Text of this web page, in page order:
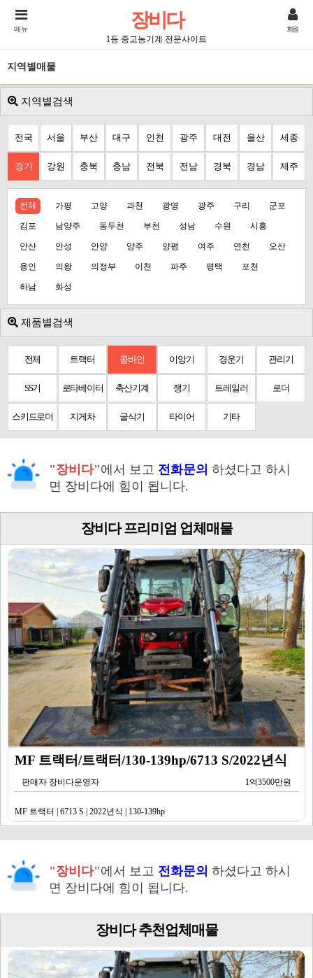
장비다
1등 중고농기계 전문사이트
메뉴 회원
지역별매물
지역별검색
전국 서울 부산 대구 인천 광주 대전 울산 세종
경기 강원 충북 충남 전북 전남 경북 경남 제주
전체 가평 고양 과천 광명 광주 구리 군포
김포 남양주 동두천 부천 성남 수원 시흥
안산 안성 안양 양주 양평 여주 연천 오산
용인 의왕 의정부 이천 파주 평택 포천
하남 화성
제품별검색
전체 트랙터 콤바인 이앙기 경운기 관리기
SS기 로타베이터 축산기계 쟁기 트레일러 로더
스키드로더 지게차 굴삭기 타이어 기타
"장비다"에서 보고 전화문의 하셨다고 하시
면 장비다에 힘이 됩니다.
장비다 프리미엄 업체매물
MF 트랙터/트랙터/130-139hp/6713 S/2022년식
판매자 장비다운영자 1억3500만원
MF 트랙터 | 6713 S | 2022년식 | 130-139hp
"장비다"에서 보고 전화문의 하셨다고 하시
면 장비다에 힘이 됩니다.
장비다 추천업체매물